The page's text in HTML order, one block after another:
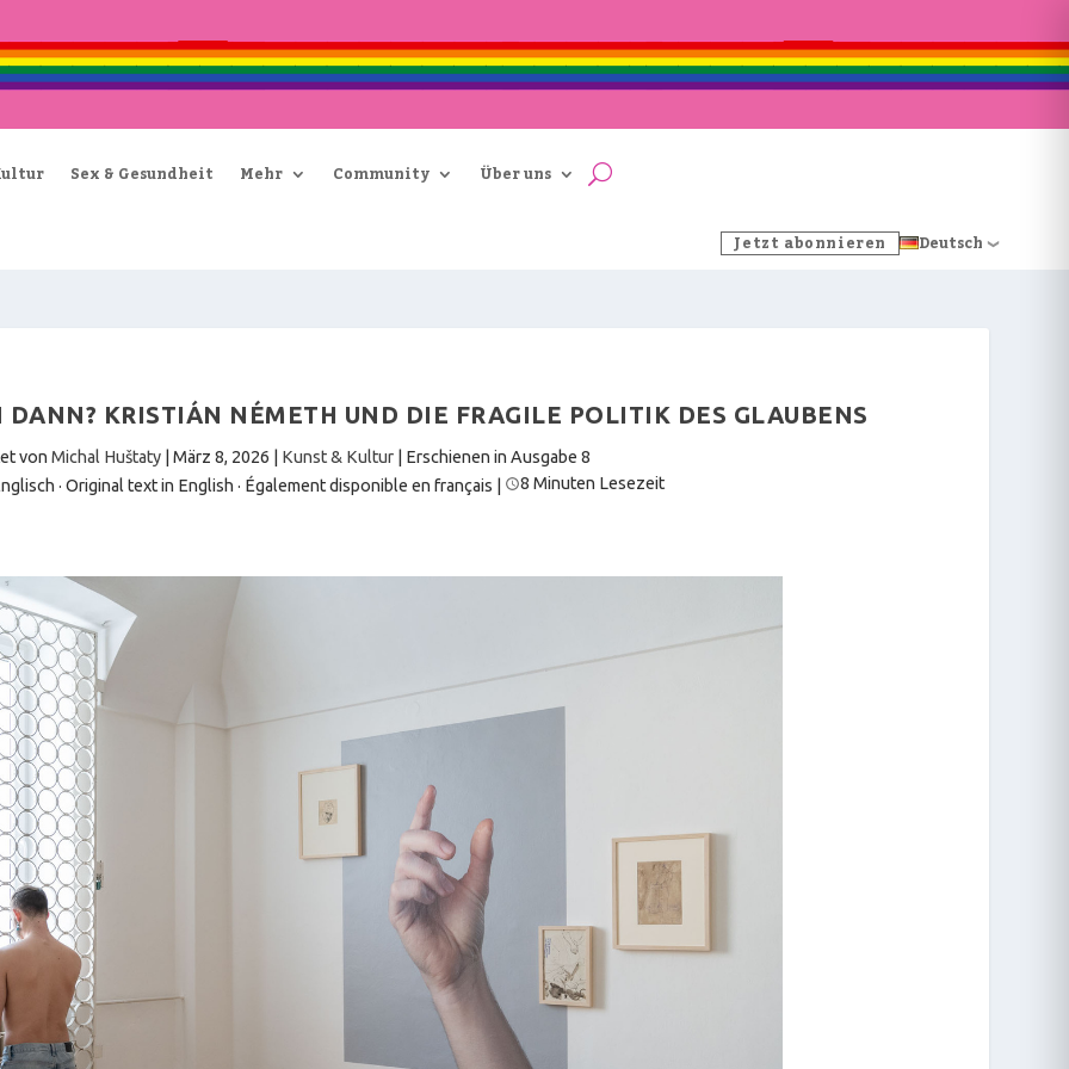
Sex & Gesundheit Mehr Community Über uns
Jetzt abonnieren Deutsch
KRISTIÁN NÉMETH UND DIE FRAGILE POLITIK DES GLAUBENS
von Michal Huštaty | März 8, 2026 | Kunst & Kultur | Erschienen in Ausgabe 8
· Original text in English · Également disponible en français | 8 Minuten Lesezeit